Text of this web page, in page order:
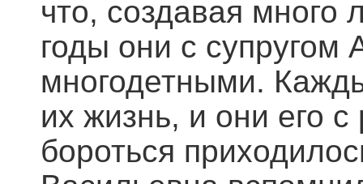
что, создавая много
годы они с супругом
многодетными.
их жизнь, и они его
бороться